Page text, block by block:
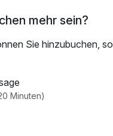
mehr sein?
Sie hinzubuchen,
pro Person (20 Minuten)